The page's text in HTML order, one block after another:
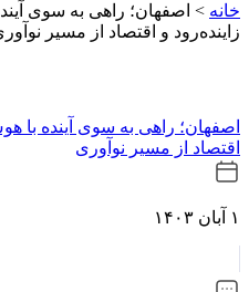
خانه > اصفهان؛ راهی به سوی
زاینده‌رود و اقتصاد از مسیر
اصفهان؛ راهی به سوی آینده با
اقتصاد از مسیر نوآوری
۱ آبان ۱۴۰۳